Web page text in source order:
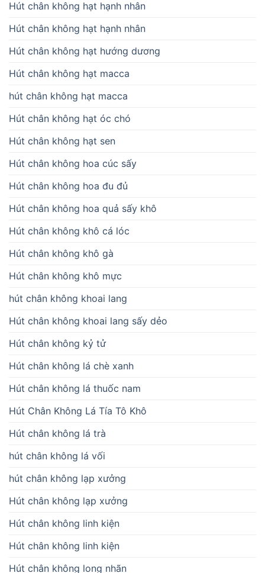
Hút chân không hạt hạnh nhân
Hút chân không hạt hạnh nhân
Hút chân không hạt hướng dương
Hút chân không hạt macca
hút chân không hạt macca
Hút chân không hạt óc chó
Hút chân không hạt sen
Hút chân không hoa cúc sấy
Hút chân không hoa đu đủ
Hút chân không hoa quả sấy khô
Hút chân không khô cá lóc
Hút chân không khô gà
Hút chân không khô mực
hút chân không khoai lang
Hút chân không khoai lang sấy dẻo
Hút chân không kỷ tử
Hút chân không lá chè xanh
Hút chân không lá thuốc nam
Hút Chân Không Lá Tía Tô Khô
Hút chân không lá trà
hút chân không lá vối
hút chân không lạp xưởng
Hút chân không lạp xưởng
Hút chân không linh kiện
Hút chân không linh kiện
Hút chân không long nhãn